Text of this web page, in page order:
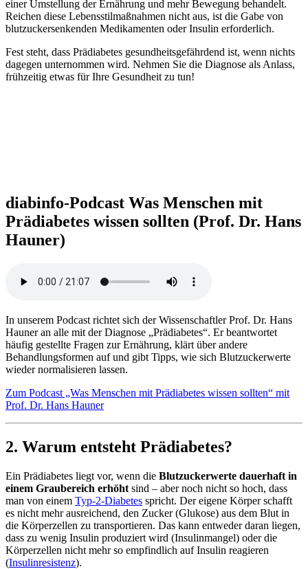
einer Umstellung der Ernährung und mehr Bewegung behandelt.
Reichen diese Lebensstilmaßnahmen nicht aus, ist die Gabe von
blutzuckersenkenden Medikamenten oder Insulin erforderlich.
Fest steht, dass Prädiabetes gesundheitsgefährdend ist, wenn nichts
dagegen unternommen wird. Nehmen Sie die Diagnose als Anlass,
frühzeitig etwas für Ihre Gesundheit zu tun!
diabinfo-Podcast Was Menschen mit
Prädiabetes wissen sollten (Prof. Dr. Hans
Hauner)
In unserem Podcast richtet sich der Wissenschaftler Prof. Dr. Hans
Hauner an alle mit der Diagnose „Prädiabetes“. Er beantwortet
häufig gestellte Fragen zur Ernährung, klärt über andere
Behandlungsformen auf und gibt Tipps, wie sich Blutzuckerwerte
wieder normalisieren lassen.
Zum Podcast „Was Menschen mit Prädiabetes wissen sollten“ mit
Prof. Dr. Hans Hauner
2. Warum entsteht Prädiabetes?
Ein Prädiabetes liegt vor, wenn die Blutzuckerwerte dauerhaft in
einem Graubereich erhöht sind – aber noch nicht so hoch, dass
man von einem Typ-2-Diabetes spricht. Der eigene Körper schafft
es nicht mehr ausreichend, den Zucker (Glukose) aus dem Blut in
die Körperzellen zu transportieren. Das kann entweder daran liegen,
dass zu wenig Insulin produziert wird (Insulinmangel) oder die
Körperzellen nicht mehr so empfindlich auf Insulin reagieren
(Insulinresistenz).